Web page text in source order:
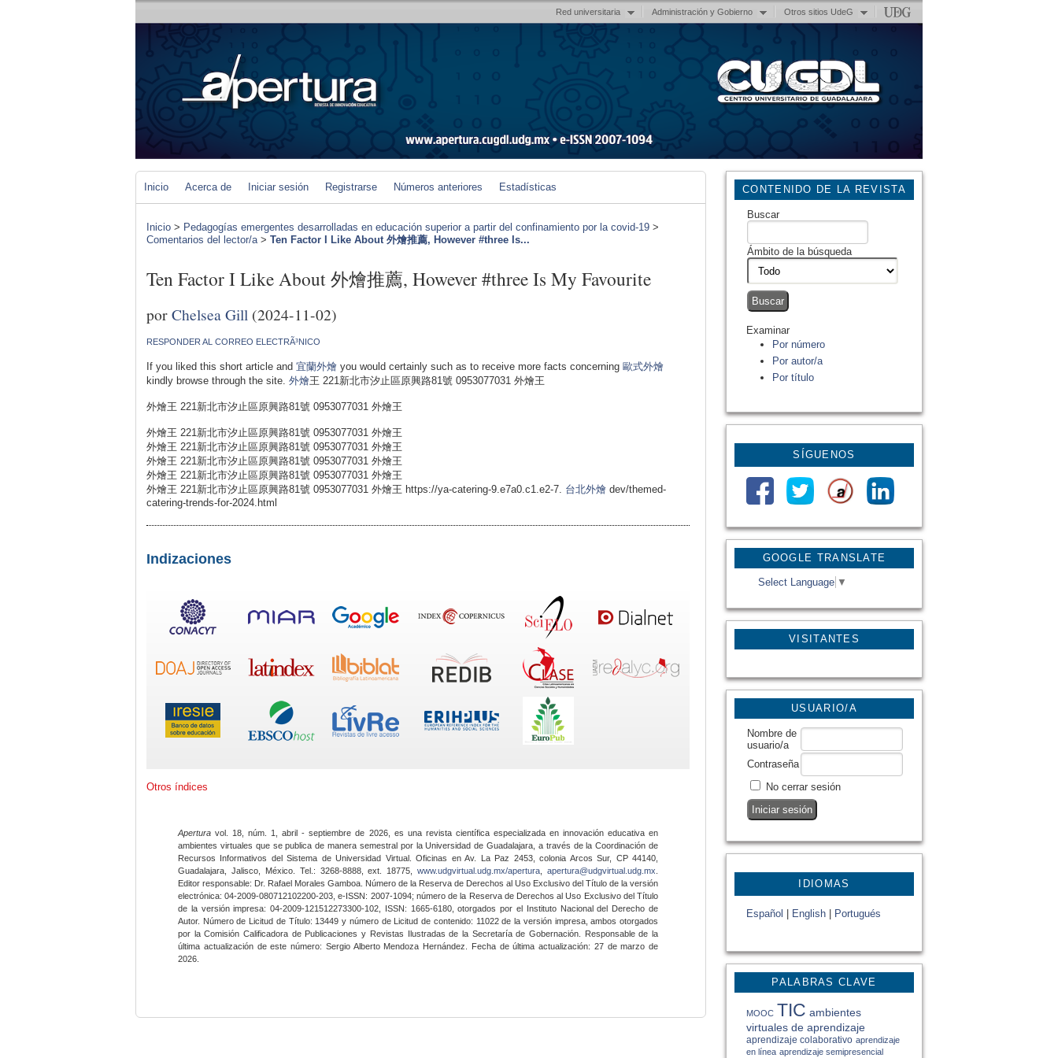
Red universitaria Administración y Gobierno Otros sitios UdeG
GOOGLE TRANSLATE
Select Language ▼
VISITANTES
CONTENIDO DE LA REVISTA
Buscar
Ámbito de la búsqueda
Examinar
Por número
Por autor/a
Por título
SÍGUENOS
USUARIO/A
Nombre de
usuario/a
Contraseña
No cerrar sesión
IDIOMAS
Español English Portugués
PALABRAS CLAVE
MOOC TIC ambientes
virtuales de aprendizaje
aprendizaje colaborativo aprendizaje
en línea aprendizaje semipresencial
Inicio Acerca de Iniciar sesión Registrarse Números anteriores Estadísticas
Inicio > Pedagogías emergentes desarrolladas en educación superior a partir del confinamiento por la covid-19 >
Comentarios del lector/a> Ten Factor I Like About 外燴推薦, However #three Is...
Ten Factor I Like About 外燴推薦, However #three Is My Favourite
porChelsea Gill (2024-11-02)
RESPONDER AL CORREO ELECTRÃ³NICO
If you liked this short article and 宜蘭外燴 you would certainly such as to receive more facts concerning 歐式外燴
kindly browse through the site. 外燴王 221新北市汐止區原興路81號 0953077031 外燴王
外燴王 221新北市汐止區原興路81號 0953077031 外燴王
外燴王 221新北市汐止區原興路81號 0953077031 外燴王
外燴王 221新北市汐止區原興路81號 0953077031 外燴王
外燴王 221新北市汐止區原興路81號 0953077031 外燴王
外燴王 221新北市汐止區原興路81號 0953077031 外燴王
外燴王 221新北市汐止區原興路81號 0953077031 外燴王 https://ya-catering-9.e7a0.c1.e2-7. 台北外燴 dev/themed-
catering-trends-for-2024.html
Indizaciones
Otros índices
Apertura vol. 18, núm. 1, abril - septiembre de 2026, es una revista científica especializada en innovación educativa en
ambientes virtuales que se publica de manera semestral por la Universidad de Guadalajara, a través de la Coordinación de
Recursos Informativos del Sistema de Universidad Virtual. Oficinas en Av. La Paz 2453, colonia Arcos Sur, CP 44140,
Guadalajara, Jalisco, México. Tel.: 3268-8888, ext. 18775,www.udgvirtual.udg.mx/apertura apertura@udgvirtual.udg.mx
Editor responsable: Dr. Rafael Morales Gamboa. Número de la Reserva de Derechos al Uso Exclusivo del Título de la versión
electrónica: 04-2009-080712102200-203, e-ISSN: 2007-1094; número de la Reserva de Derechos al Uso Exclusivo del Título
de la versión impresa: 04-2009-121512273300-102, ISSN: 1665-6180, otorgados por el Instituto Nacional del Derecho de
Autor. Número de Licitud de Título: 13449 y número de Licitud de contenido: 11022 de la versión impresa, ambos otorgados
por la Comisión Calificadora de Publicaciones y Revistas Ilustradas de la Secretaría de Gobernación. Responsable de la
última actualización de este número: Sergio Alberto Mendoza Hernández. Fecha de última actualización: 27 de marzo de
2026.